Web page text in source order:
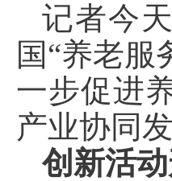
记者今
国“养老服
一步促进
产业协同
创新活